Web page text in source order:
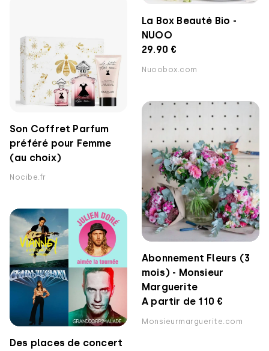
La Box Beauté Bio -
NUOO
29.90 €
Nuoobox.com
Son Coffret Parfum
préféré pour Femme
(au choix)
Nocibe.fr
Abonnement Fleurs (3
mois) - Monsieur
Marguerite
A partir de 110 €
Monsieurmarguerite.com
Des places de concert